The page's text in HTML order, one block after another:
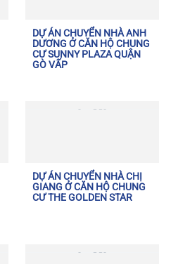
DỰ ÁN CHUYỂN NHÀ ANH
DƯƠNG Ở CĂN HỘ CHUNG
CƯ SUNNY PLAZA QUẬN
GÒ VẤP
DỰ ÁN CHUYỂN NHÀ CHỊ
GIANG Ở CĂN HỘ CHUNG
CƯ THE GOLDEN STAR